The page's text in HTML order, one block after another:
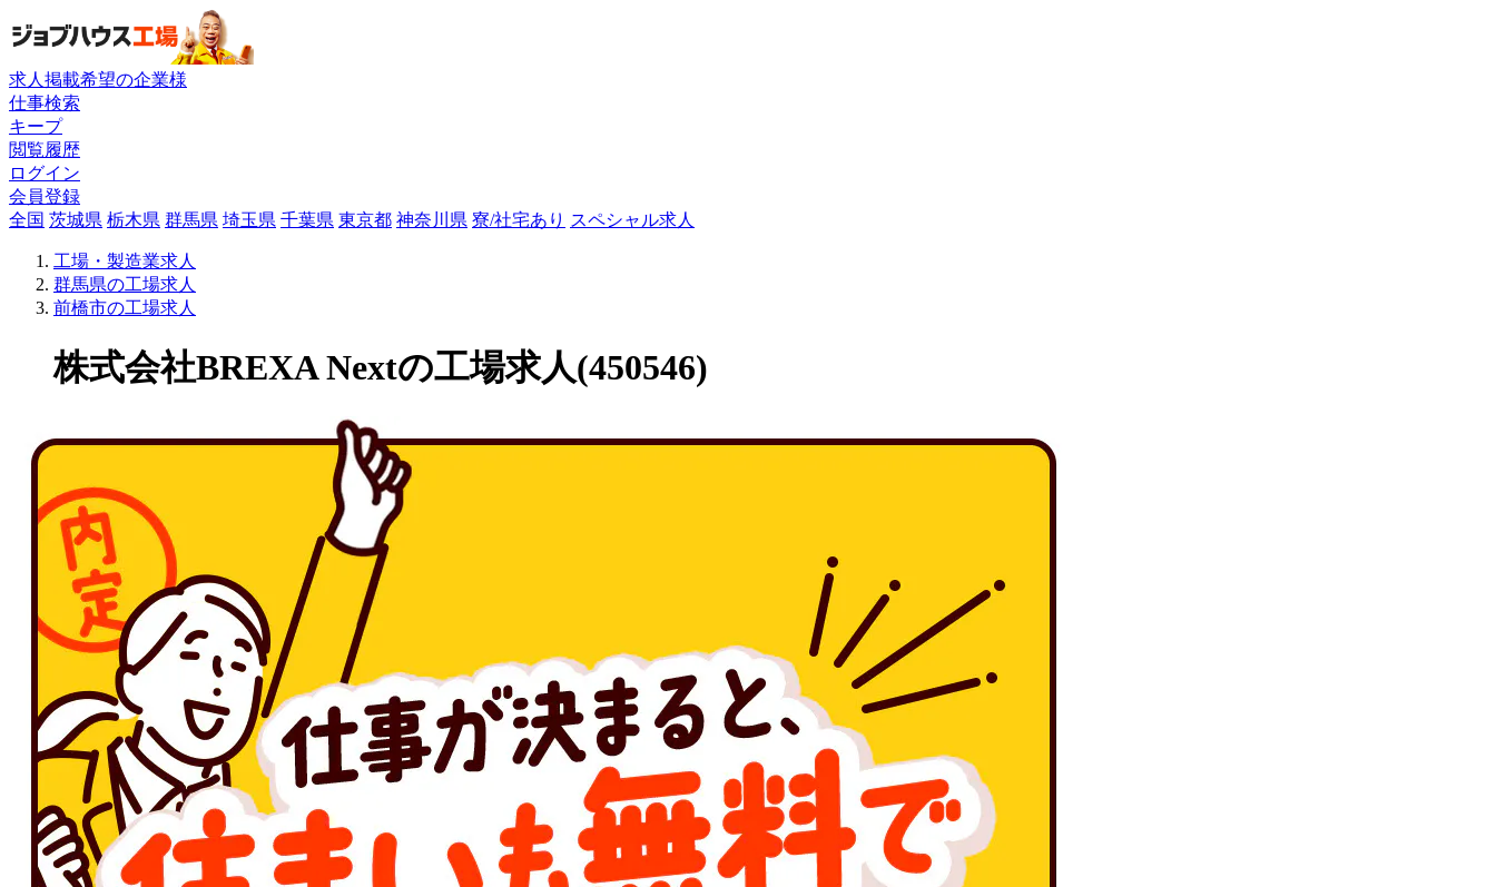
求人掲載希望の企業様
仕事検索
キープ
閲覧履歴
ログイン
会員登録
全国 茨城県 栃木県 群馬県 埼玉県 千葉県 東京都 神奈川県 寮/社宅あり スペシャル求人
工場・製造業求人
群馬県の工場求人
前橋市の工場求人
株式会社BREXA Nextの工場求人(450546)